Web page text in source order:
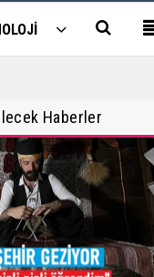
Haberler